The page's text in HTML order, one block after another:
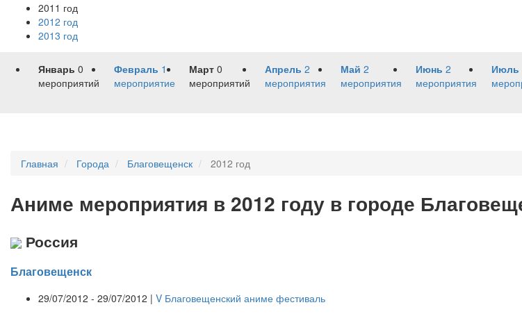
2011 год
2012 год
2013 год
Январь 0
мероприятий
Февраль 1
мероприятие
Март 0
мероприятий
Апрель 2
мероприятия
Май 2
мероприятия
Июнь 2
мероприятия
Июль
Главная Города Благовещенск 2012 год
Аниме мероприятия в 2012 году в городе
Россия
Благовещенск
29/07/2012 - 29/07/2012 | V Благовещенский аниме фестиваль